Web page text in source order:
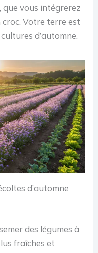
que vous intégrerez
croc. Votre terre est
d’automne.
d’automne
des légumes à
fraîches et